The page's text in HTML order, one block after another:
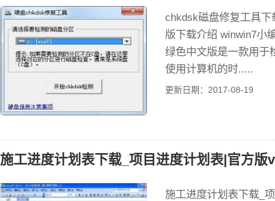
chkdsk磁盘修复工具
版下载介绍 winwin7小
绿色中文版是一款用于
使用计算机的时.....
更新日期：2017-08-19
施工进度计划表下载_项目进度计划表|官方版
施工进度计划表下载_